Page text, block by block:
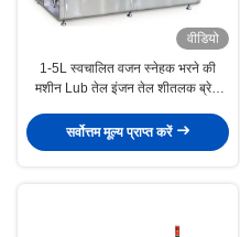
वीडियो
1-5L स्वचालित वजन स्नेहक भरने की
मशीन Lub तेल इंजन तेल शीतलक ब्रेक
सर्वोत्तम मूल्य प्राप्त करें